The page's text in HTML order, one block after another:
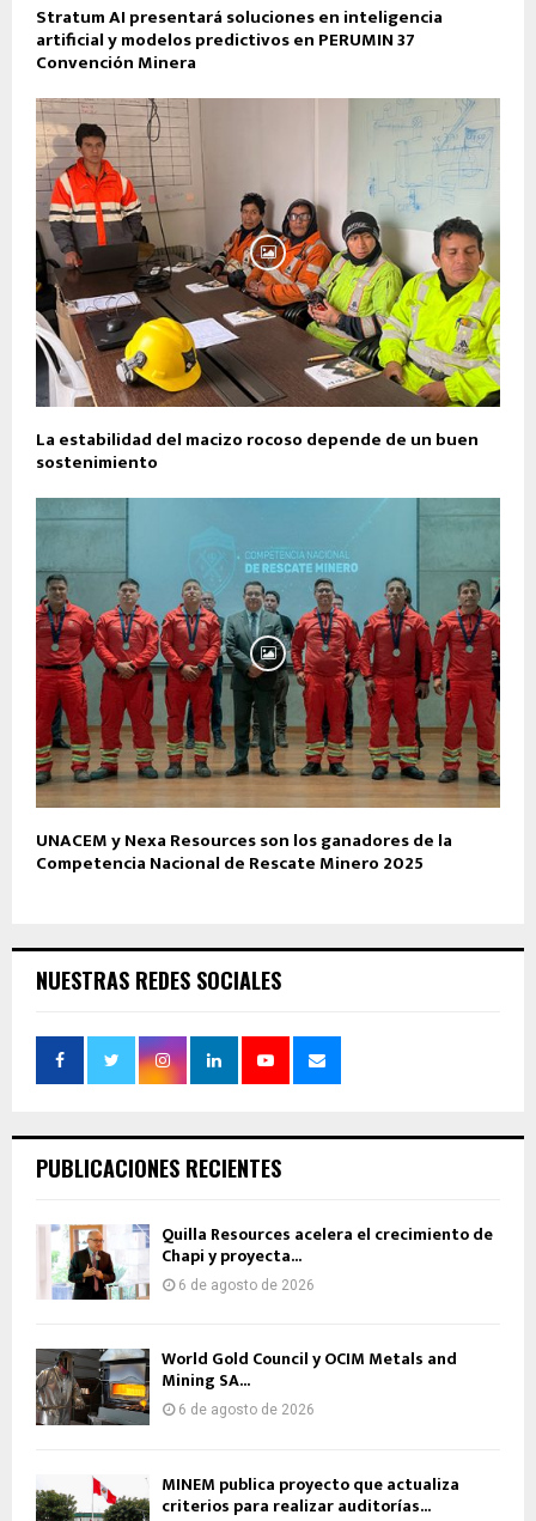
Stratum AI presentará soluciones en inteligencia
artificial y modelos predictivos en PERUMIN 37
Convención Minera
La estabilidad del macizo rocoso depende de un buen
sostenimiento
UNACEM y Nexa Resources son los ganadores de la
Competencia Nacional de Rescate Minero 2025
NUESTRAS REDES SOCIALES
PUBLICACIONES RECIENTES
Quilla Resources acelera el crecimiento de
Chapi y proyecta...
6 de agosto de 2026
World Gold Council y OCIM Metals and
Mining SA...
6 de agosto de 2026
MINEM publica proyecto que actualiza
criterios para realizar auditorías...